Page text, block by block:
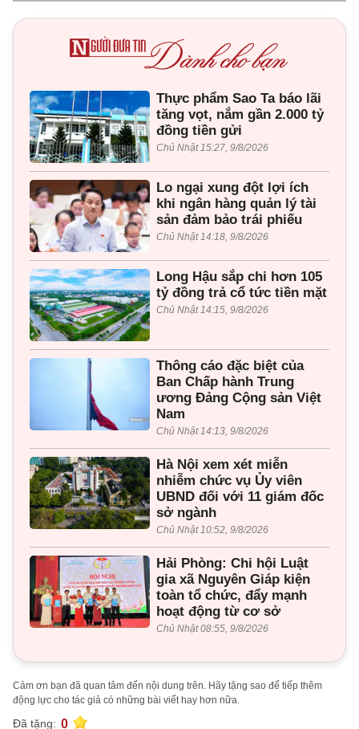
Thực phẩm Sao Ta báo lãi
tăng vọt, nắm gần 2.000 tỷ
đồng tiền gửi
Chủ Nhật 15:27, 9/8/2026
Lo ngại xung đột lợi ích
khi ngân hàng quản lý tài
sản đảm bảo trái phiếu
Chủ Nhật 14:18, 9/8/2026
Long Hậu sắp chi hơn 105
tỷ đồng trả cổ tức tiền mặt
Chủ Nhật 14:15, 9/8/2026
Thông cáo đặc biệt của
Ban Chấp hành Trung
ương Đảng Cộng sản Việt
Nam
Chủ Nhật 14:13, 9/8/2026
Hà Nội xem xét miễn
nhiễm chức vụ Ủy viên
UBND đối với 11 giám đốc
sở ngành
Chủ Nhật 10:52, 9/8/2026
Hải Phòng: Chi hội Luật
gia xã Nguyên Giáp kiện
toàn tổ chức, đẩy mạnh
hoạt động từ cơ sở
Chủ Nhật 08:55, 9/8/2026
Cảm ơn bạn đã quan tâm đến nội dung trên. Hãy tặng sao để tiếp thêm
động lực cho tác giả có những bài viết hay hơn nữa.
Đã tặng: 0